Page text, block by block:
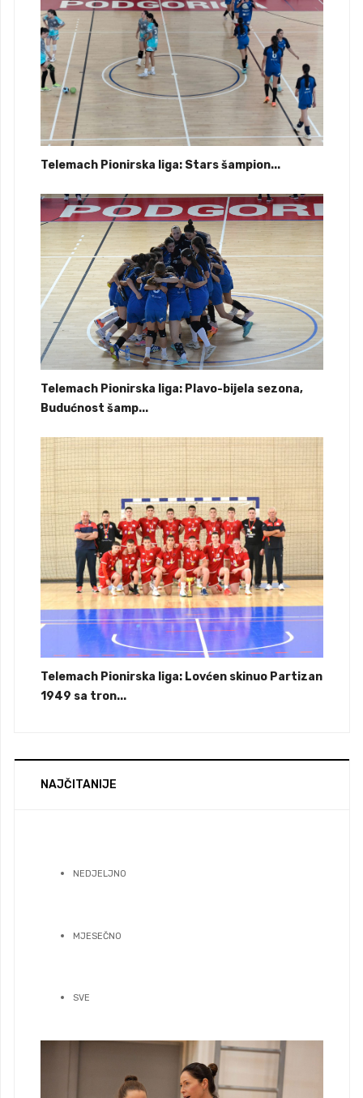
Telemach Pionirska liga: Stars šampion...
Telemach Pionirska liga: Plavo-bijela sezona,
Budućnost šamp...
Telemach Pionirska liga: Lovćen skinuo Partizan
1949 sa tron...
NAJČITANIJE
NEDJELJNO
MJESEČNO
SVE